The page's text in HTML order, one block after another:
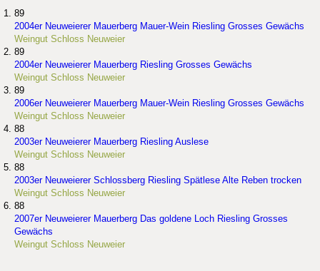
89
2004er Neuweierer Mauerberg Mauer-Wein Riesling Grosses Gewächs
Weingut Schloss Neuweier
89
2004er Neuweierer Mauerberg Riesling Grosses Gewächs
Weingut Schloss Neuweier
89
2006er Neuweierer Mauerberg Mauer-Wein Riesling Grosses Gewächs
Weingut Schloss Neuweier
88
2003er Neuweierer Mauerberg Riesling Auslese
Weingut Schloss Neuweier
88
2003er Neuweierer Schlossberg Riesling Spätlese Alte Reben trocken
Weingut Schloss Neuweier
88
2007er Neuweierer Mauerberg Das goldene Loch Riesling Grosses
Gewächs
Weingut Schloss Neuweier